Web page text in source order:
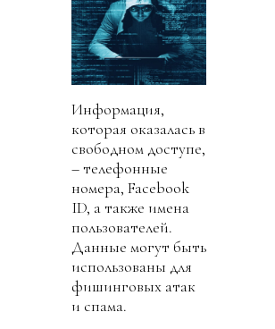
Информация,
которая оказалась в
свободном доступе,
– телефонные
номера, Facebook
ID, а также имена
пользователей.
Данные могут быть
использованы для
фишинговых атак
и спама.